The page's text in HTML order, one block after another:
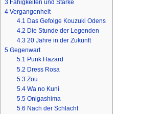
3 Fähigkeiten und Stärke
4 Vergangenheit
4.1 Das Gefolge Kouzuki Odens
4.2 Die Stunde der Legenden
4.3 20 Jahre in der Zukunft
5 Gegenwart
5.1 Punk Hazard
5.2 Dress Rosa
5.3 Zou
5.4 Wa no Kuni
5.5 Onigashima
5.6 Nach der Schlacht